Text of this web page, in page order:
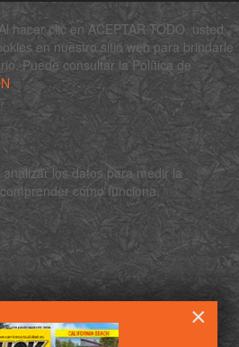
×
hacer clic en ACEPTAR TODO, usted
en nuestro sitio web para brindarle
Puede consultar la Política de
los datos para medir la
cómo funciona.